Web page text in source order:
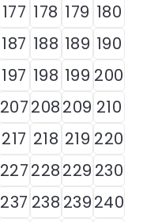
177 178 179 180
187 188 189 190
197 198 199 200
207208209 210
217 218 219 220
227228229 230
237 238 239240